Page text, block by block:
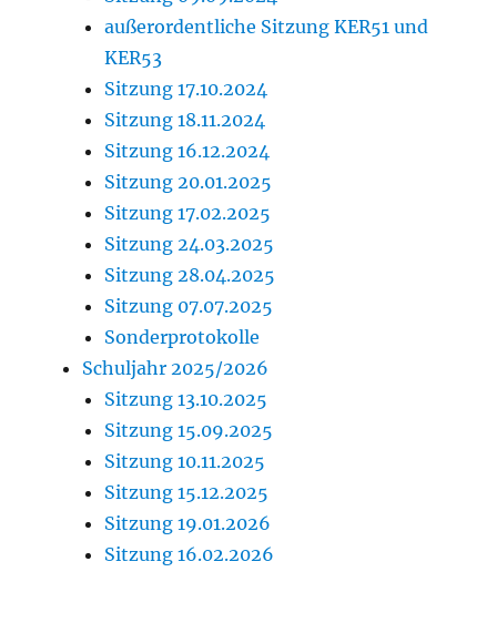
außerordentliche Sitzung KER51 und
KER53
Sitzung 17.10.2024
Sitzung 18.11.2024
Sitzung 16.12.2024
Sitzung 20.01.2025
Sitzung 17.02.2025
Sitzung 24.03.2025
Sitzung 28.04.2025
Sitzung 07.07.2025
Sonderprotokolle
Schuljahr 2025/2026
Sitzung 13.10.2025
Sitzung 15.09.2025
Sitzung 10.11.2025
Sitzung 15.12.2025
Sitzung 19.01.2026
Sitzung 16.02.2026